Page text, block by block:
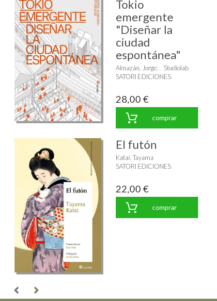
Tokio
emergente
"Diseñar la
ciudad
espontánea"
Almazán, Jorge;
Studiolab
SATORI EDICIONES
28,00 €
comprar
El futón
Katai, Tayama
SATORI EDICIONES
22,00 €
comprar